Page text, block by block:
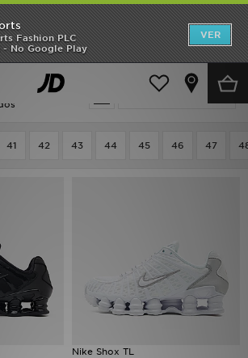
Fashion PLC
- No Google Play
VER
Actualizar a pesquisa
React
41 42 43 44 45 46 47
Nike Shox TL